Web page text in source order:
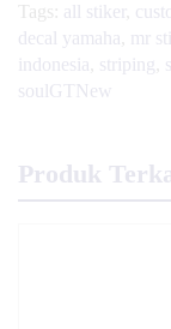
Tags: all stiker
decal yamaha
mr
indonesia striping
soulGTNew
Produk